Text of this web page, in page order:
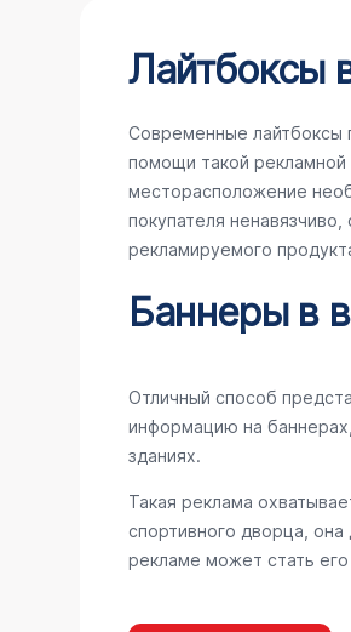
Лайтбоксы
Современные лайтбоксы
помощи такой рекламной
месторасположение
покупателя
рекламируемого
Баннеры в
Отличный способ
информацию на
зданиях.
Такая реклама
спортивного дворца,
рекламе может стать